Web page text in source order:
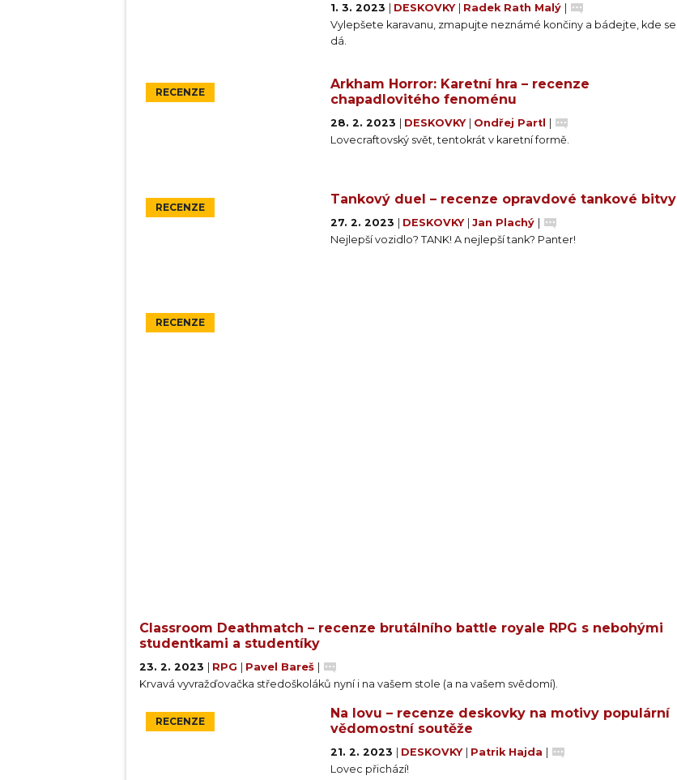
1. 3. 2023 | DESKOVKY | Radek Rath Malý |
Vylepšete karavanu, zmapujte neznámé končiny a bádejte, kde se
dá.
RECENZE
Arkham Horror: Karetní hra – recenze
chapadlovitého fenoménu
28. 2. 2023 | DESKOVKY | Ondřej Partl |
Lovecraftovský svět, tentokrát v karetní formě.
RECENZE
Tankový duel – recenze opravdové tankové bitvy
27. 2. 2023 | DESKOVKY | Jan Plachý |
Nejlepší vozidlo? TANK! A nejlepší tank? Panter!
RECENZE
Classroom Deathmatch – recenze brutálního battle royale RPG s nebohými
studentkami a studentíky
23. 2. 2023 RPG Pavel Bareš
Krvavá vyvražďovačka středoškoláků nyní i na vašem stole (a na vašem svědomí).
RECENZE
Na lovu – recenze deskovky na motivy populární
vědomostní soutěže
21. 2. 2023 DESKOVKY Patrik Hajda
Lovec přichází!